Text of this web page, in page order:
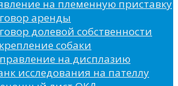
на племенную приставку
аренды
долевой собственности
собаки
на дисплазию
исследования на пателлу